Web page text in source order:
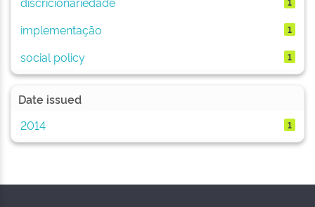
implementação 1
social policy 1
Date issued
2014
1